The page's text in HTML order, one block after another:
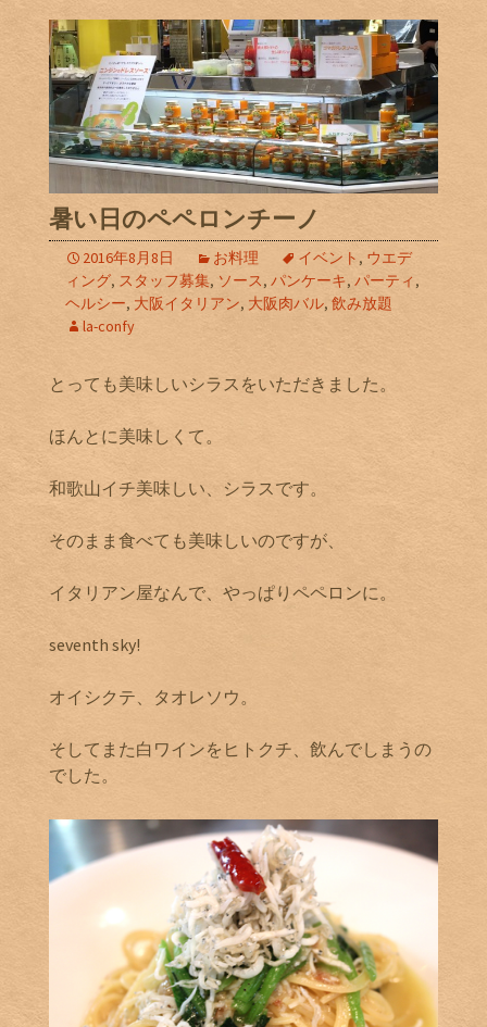
暑い日のペペロンチーノ
2016年8月8日 お料理 イベント , ウエデ
ィング, スタッフ募集, ソース, パンケーキ, パーティ ,
ヘルシー, 大阪イタリアン, 大阪肉バル, 飲み放題
la-confy
とっても美味しいシラスをいただきました。
ほんとに美味しくて。
和歌山イチ美味しい、シラスです。
そのまま食べても美味しいのですが、
イタリアン屋なんで、やっぱりペペロンに。
seventh sky!
オイシクテ、タオレソウ。
そしてまた白ワインをヒトクチ、飲んでしまうの
でした。